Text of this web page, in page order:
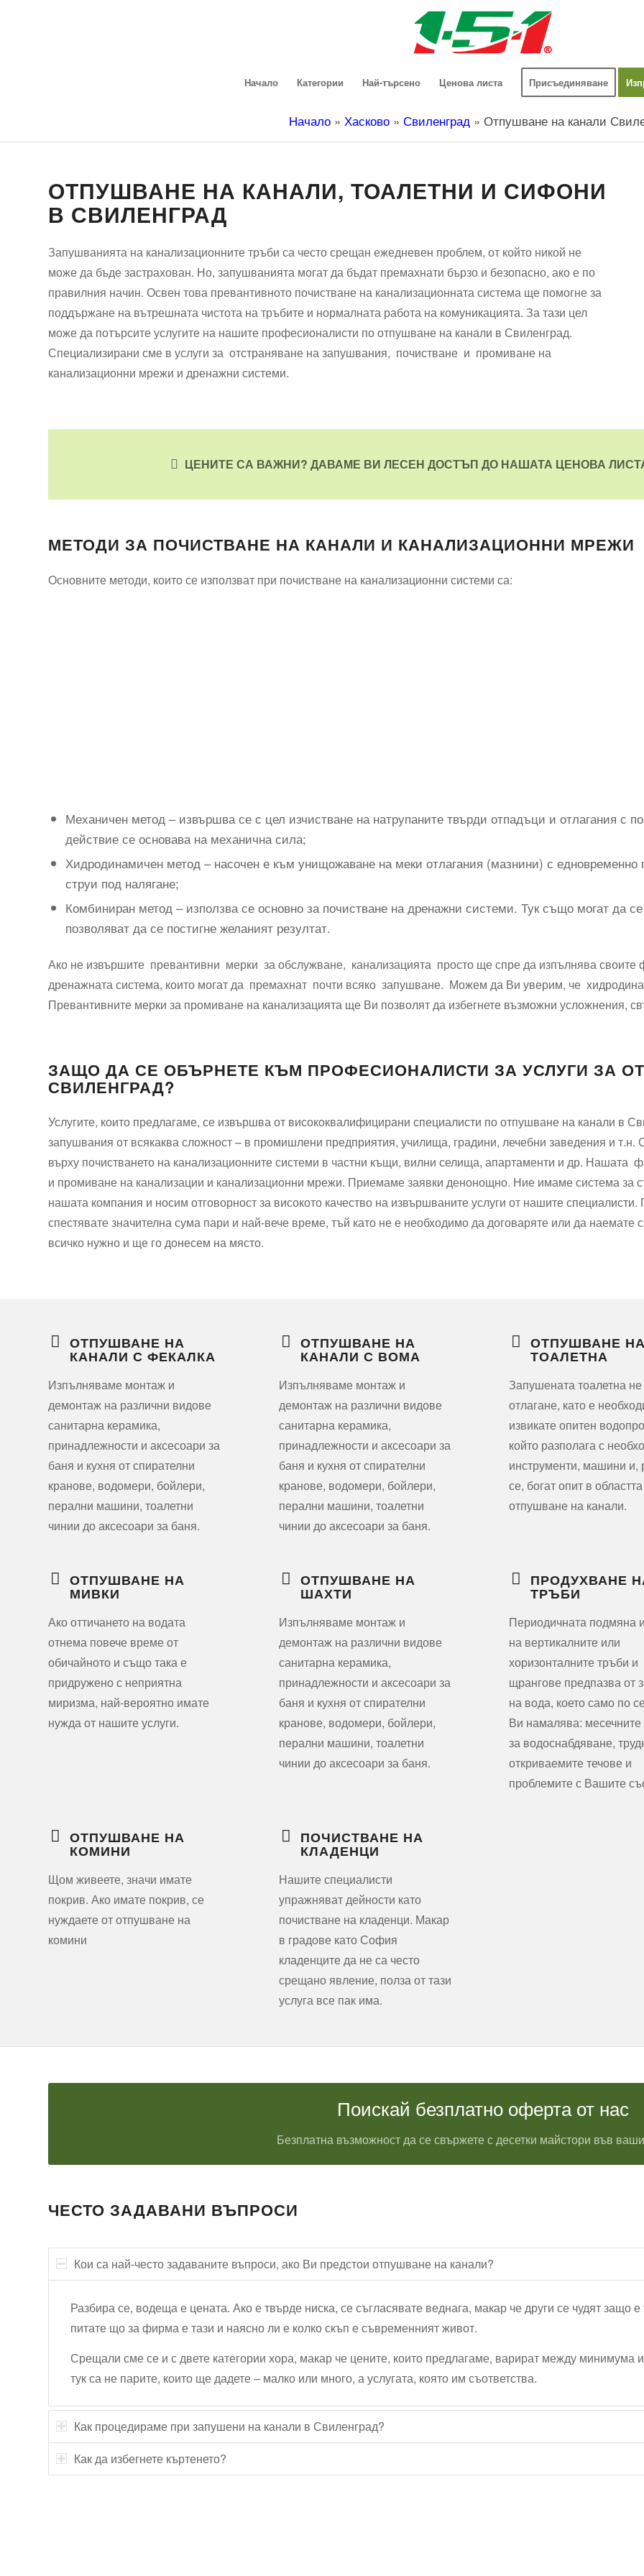
Начало Категории Най-търсено Ценова листа Присъединяване
Начало » Хасково » Свиленград » Отпушване на канали
ОТПУШВАНЕ НА КАНАЛИ, ТОАЛЕТНИ И СИФОНИ
В СВИЛЕНГРАД
Запушванията на канализационните тръби са често срещан ежедневен проблем, от който никой не
може да бъде застрахован. Но, запушванията могат да бъдат премахнати бързо и безопасно, ако е по
правилния начин. Освен това превантивното почистване на канализационната система ще помогне за
поддържане на вътрешната чистота на тръбите и нормалната работа на комуникацията. За тази цел
може да потърсите услугите на нашите професионалисти по отпушване на канали в Свиленград.
Специализирани сме в услуги за отстраняване на запушвания, почистване и промиване на
канализационни мрежи и дренажни системи.
ЦЕНИТЕ СА ВАЖНИ? ДАВАМЕ ВИ ЛЕСЕН ДОСТЪП ДО НАШАТА ЦЕНОВА
МЕТОДИ ЗА ПОЧИСТВАНЕ НА КАНАЛИ И КАНАЛИЗАЦИОННИ МРЕЖИ
Основните методи, които се използват при почистване на канализационни системи са:
Механичен метод – извършва се с цел изчистване на натрупаните твърди отпадъци и отлагания с
действие се основава на механична сила;
Хидродинамичен метод – насочен е към унищожаване на меки отлагания (мазнини) с
струи под налягане;
Комбиниран метод – използва се основно за почистване на дренажни системи. Тук също могат да
позволяват да се постигне желаният резултат.
Ако не извършите превантивни мерки за обслужване, канализацията просто ще спре да изпълнява
дренажната система, които могат да премахнат почти всяко запушване. Можем да Ви уверим, че
Превантивните мерки за промиване на канализацията ще Ви позволят да избегнете възможни усложнения,
ЗАЩО ДА СЕ ОБЪРНЕТЕ КЪМ ПРОФЕСИОНАЛИСТИ ЗА УСЛУГИ ЗА
СВИЛЕНГРАД?
Услугите, които предлагаме, се извършва от висококвалифицирани специалисти по отпушване на канали в
запушвания от всякаква сложност – в промишлени предприятия, училища, градини, лечебни заведения и т.н.
върху почистването на канализационните системи в частни къщи, вилни селища, апартаменти и др. Нашата
и промиване на канализации и канализационни мрежи. Приемаме заявки денонощно. Ние имаме система за
нашата компания и носим отговорност за високото качество на извършваните услуги от нашите
спестявате значителна сума пари и най-вече време, тъй като не е необходимо да договаряте или да
всичко нужно и ще го донесем на място.
ОТПУШВАНЕ НА
КАНАЛИ С ФЕКАЛКА
Изпълняваме монтаж и
демонтаж на различни видове
санитарна керамика,
принадлежности и аксесоари за
баня и кухня от спирателни
кранове, водомери, бойлери,
перални машини, тоалетни
чинии до аксесоари за баня.
ОТПУШВАНЕ НА
КАНАЛИ С ВОМА
Изпълняваме монтаж и
демонтаж на различни видове
санитарна керамика,
принадлежности и аксесоари за
баня и кухня от спирателни
кранове, водомери, бойлери,
перални машини, тоалетни
чинии до аксесоари за баня.
ОТПУШВАНЕ НА
ТОАЛЕТНА
Запушената тоалетна
отлагане, като е
извикате опитен
който разполага с
инструменти, машини и,
се, богат опит в
отпушване на канали.
ОТПУШВАНЕ НА
МИВКИ
Ако оттичането на водата
отнема повече време от
обичайното и също така е
придружено с неприятна
миризма, най-вероятно имате
нужда от нашите услуги.
ОТПУШВАНЕ НА
ШАХТИ
Изпълняваме монтаж и
демонтаж на различни видове
санитарна керамика,
принадлежности и аксесоари за
баня и кухня от спирателни
кранове, водомери, бойлери,
перални машини, тоалетни
чинии до аксесоари за баня.
ПРОДУХВАНЕ
ТРЪБИ
Периодичната подмяна
на вертикалните или
хоризонталните тръби и
щрангове предпазва от
на вода, което само по
Ви намалява: месечните
за водоснабдяване,
откриваемите течове и
проблемите с Вашите
ОТПУШВАНЕ НА
КОМИНИ
Щом живеете, значи имате
покрив. Ако имате покрив, се
нуждаете от отпушване на
комини
ПОЧИСТВАНЕ НА
КЛАДЕНЦИ
Нашите специалисти
упражняват дейности като
почистване на кладенци. Макар
в градове като София
кладенците да не са често
срещано явление, полза от тази
услуга все пак има.
Поискай безплатно оферта от нас
Безплатна възможност да се свържете с десетки майстори във
ЧЕСТО ЗАДАВАНИ ВЪПРОСИ
Кои са най-често задаваните въпроси, ако Ви предстои отпушване на канали?
Разбира се, водеща е цената. Ако е твърде ниска, се съгласявате веднага, макар че други се чудят защо
питате що за фирма е тази и наясно ли е колко скъп е съвременният живот.
Срещали сме се и с двете категории хора, макар че цените, които предлагаме, варират между минимума
тук са не парите, които ще дадете – малко или много, а услугата, която им съответства.
Как процедираме при запушени на канали в Свиленград?
Как да избегнете къртенето?